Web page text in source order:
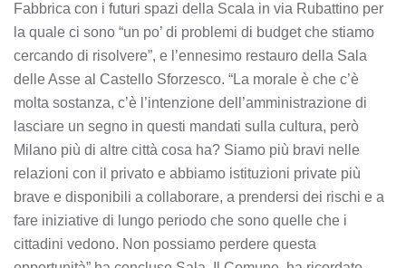
Fabbrica con i futuri spazi della Scala in via Rubattino per
la quale ci sono “un po’ di problemi di budget che stiamo
cercando di risolvere”, e l’ennesimo restauro della Sala
delle Asse al Castello Sforzesco. “La morale è che c’è
molta sostanza, c’è l’intenzione dell’amministrazione di
lasciare un segno in questi mandati sulla cultura, però
Milano più di altre città cosa ha? Siamo più bravi nelle
relazioni con il privato e abbiamo istituzioni private più
brave e disponibili a collaborare, a prendersi dei rischi e a
fare iniziative di lungo periodo che sono quelle che i
cittadini vedono. Non possiamo perdere questa